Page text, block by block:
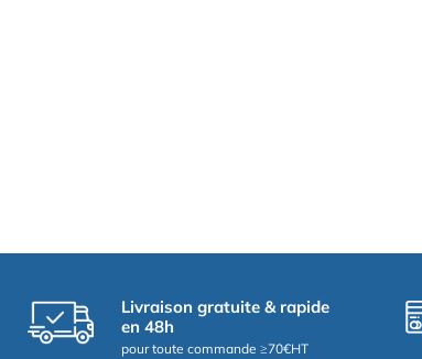
Livraison gratuite & rapide
en 48h
pour toute commande ≥70€HT